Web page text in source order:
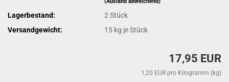
Lagerbestand: 2Stück
Versandgewicht:
15 kg je Stück
17,95 EUR
1,20 EUR pro Kilogramm (kg)